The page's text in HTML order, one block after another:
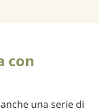
con
una serie di